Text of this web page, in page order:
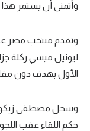
وأتمنى أن يستمر هذا
الأول بهدف دون
حكم اللقاء عقب